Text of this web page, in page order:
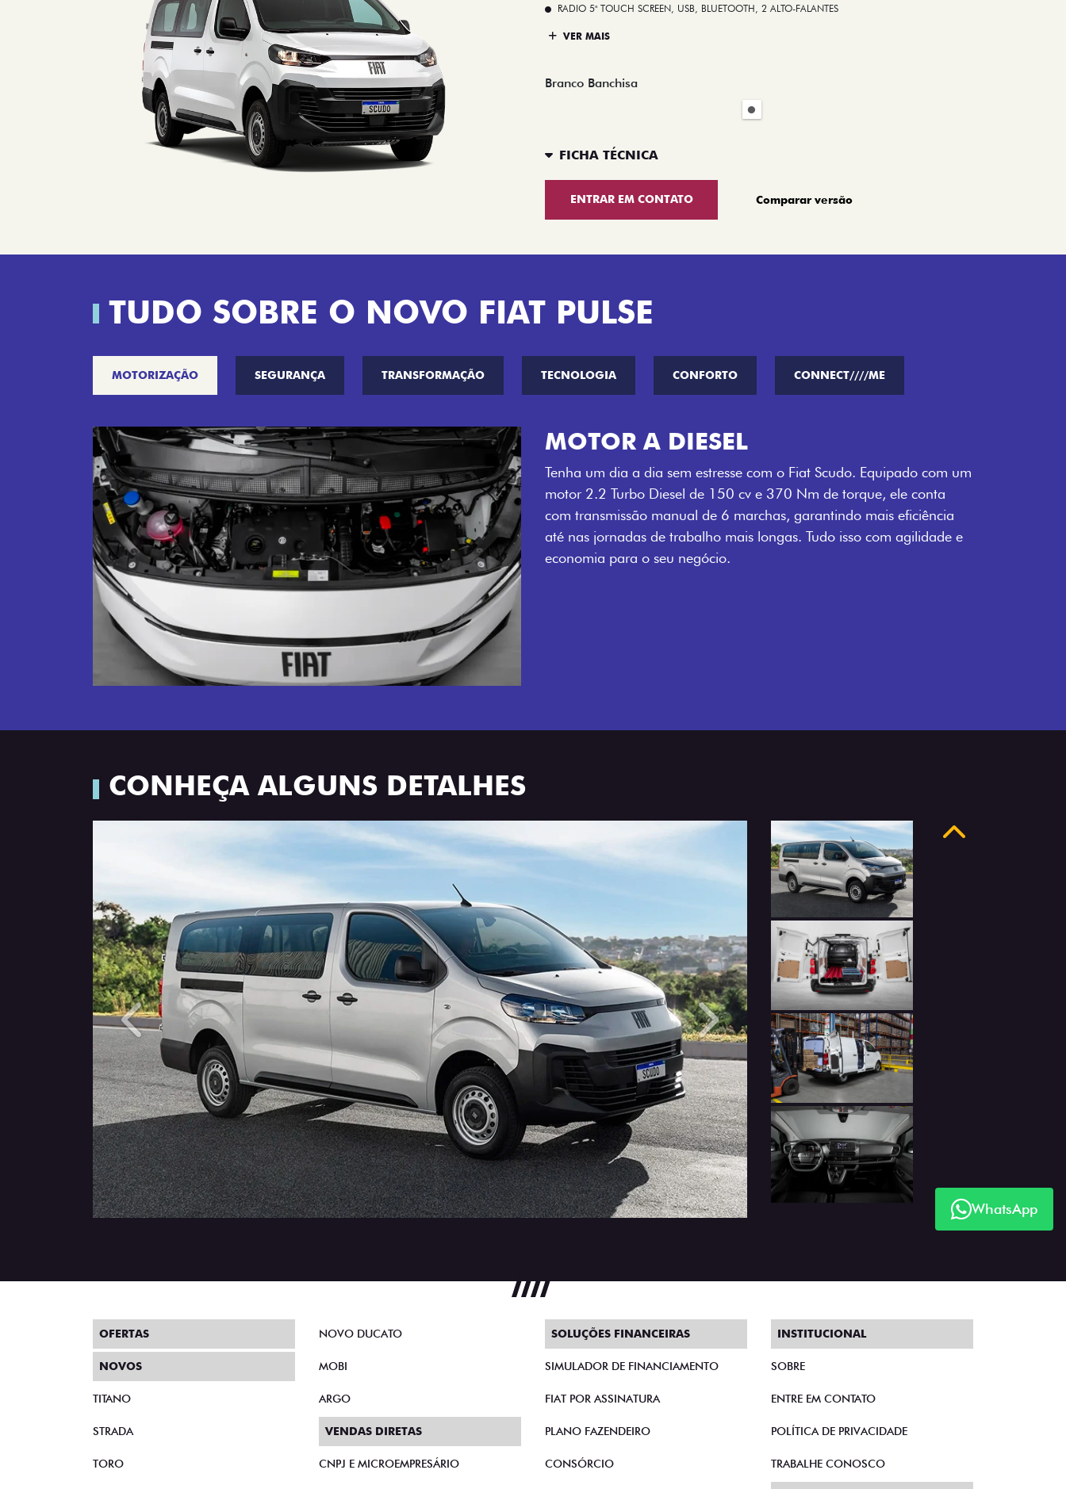
RADIO 5" TOUCH SCREEN, USB, BLUETOOTH, 2 ALTO-FALANTES
VER MAIS
Branco Banchisa
FICHA TÉCNICA
ENTRAR EM CONTATO Comparar versão
TUDO SOBRE O NOVO FIAT PULSE
MOTORIZAÇÃO SEGURANÇA TRANSFORMAÇÃO TECNOLOGIA CONFORTO CONNECT////ME
MOTOR A DIESEL
Tenha um dia a dia sem estresse com o Fiat Scudo. Equipado com um
motor 2.2 Turbo Diesel de 150 cv e 370 Nm de torque, ele conta
com transmissão manual de 6 marchas, garantindo mais eficiência
até nas jornadas de trabalho mais longas. Tudo isso com agilidade e
economia para o seu negócio.
CONHEÇA ALGUNS DETALHES
Anterior Próximo
Anterior
WhatsApp
OFERTAS
NOVOS
TITANO
STRADA
TORO
NOVO DUCATO
MOBI
ARGO
VENDAS DIRETAS
CNPJ E MICROEMPRESÁRIO
SOLUÇÕES FINANCEIRAS
SIMULADOR DE FINANCIAMENTO
FIAT POR ASSINATURA
PLANO FAZENDEIRO
CONSÓRCIO
INSTITUCIONAL
SOBRE
ENTRE EM CONTATO
POLÍTICA DE PRIVACIDADE
TRABALHE CONOSCO